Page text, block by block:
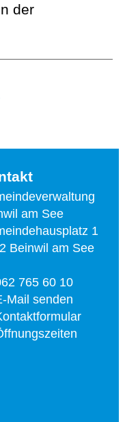
der
am See
1
Beinwil am See
765 60 10
Mail senden